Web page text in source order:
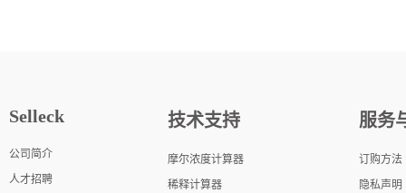
Selleck
公司简介
人才招聘
技术支持
摩尔浓度计算器
稀释计算器
服务
订购方法
隐私声明